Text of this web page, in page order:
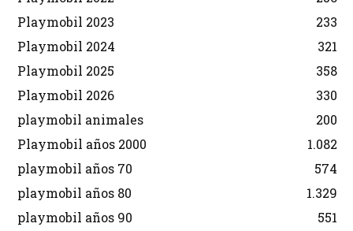
Playmobil 2023
233
Playmobil 2024
321
Playmobil 2025
358
Playmobil 2026
330
playmobil animales
200
Playmobil años 2000
1.082
playmobil años 70
574
playmobil años 80
1.329
playmobil años 90
551